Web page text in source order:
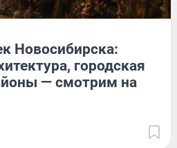
Новосибирска:
городская
— смотрим на